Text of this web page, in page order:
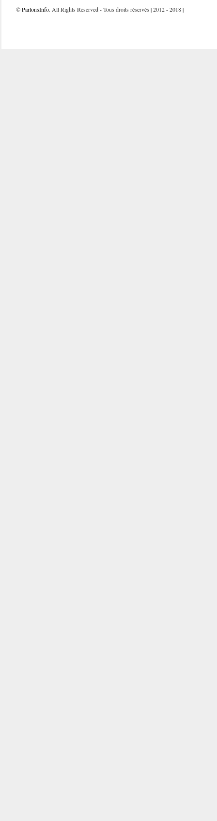
©ParlonsInfo. All Rights Reserved - Tous droits réservés | 2012 - 2018 |